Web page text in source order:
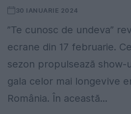
30 IANUARIE 2024
”Te cunosc de undeva”
ecrane din 17 februarie.
sezon propulsează
gala celor mai longevive
România. În această...